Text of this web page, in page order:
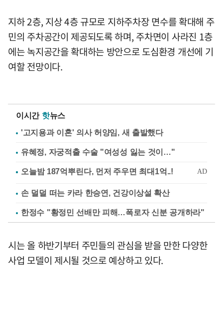
지하 2층, 지상 4층 규모로 지하주차장 면수를 확대해 주
민의 주차공간이 제공되도록 하며, 주차면이 사라진 1층
에는 녹지공간을 확대하는 방안으로 도심환경 개선에 기
여할 전망이다.
이시간 핫뉴스
'고지용과 이혼' 의사 허양임, 새 출발했다
유혜정, 자궁적출 수술 "여성성 잃는 것이…"
손 덜덜 떠는 카라 한승연, 건강이상설 확산
한정수 "황정민 선배만 피해…폭로자 신분 공개하라"
시는 올 하반기부터 주민들의 관심을 받을 만한 다양한
사업 모델이 제시될 것으로 예상하고 있다.